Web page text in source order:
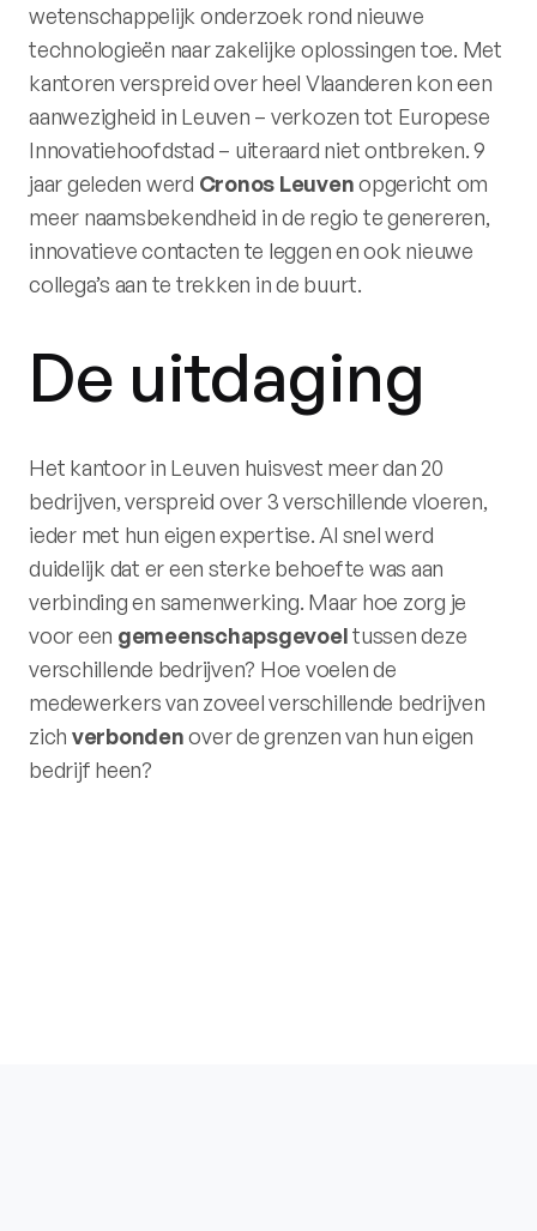
wetenschappelijk onderzoek rond nieuwe
technologieën naar zakelijke oplossingen toe. Met
kantoren verspreid over heel Vlaanderen kon een
aanwezigheid in Leuven – verkozen tot Europese
Innovatiehoofdstad – uiteraard niet ontbreken. 9
jaar geleden werd Cronos Leuvenopgericht om
meer naamsbekendheid in de regio te genereren,
innovatieve contacten te leggen en ook nieuwe
collega’s aan te trekken in de buurt.
De uitdaging
Het kantoor in Leuven huisvest meer dan 20
bedrijven, verspreid over 3 verschillende vloeren,
ieder met hun eigen expertise. Al snel werd
duidelijk dat er een sterke behoefte was aan
verbinding en samenwerking. Maar hoe zorg je
voor een gemeenschapsgevoeltussen deze
verschillende bedrijven? Hoe voelen de
medewerkers van zoveel verschillende bedrijven
zich verbondenover de grenzen van hun eigen
bedrijf heen?